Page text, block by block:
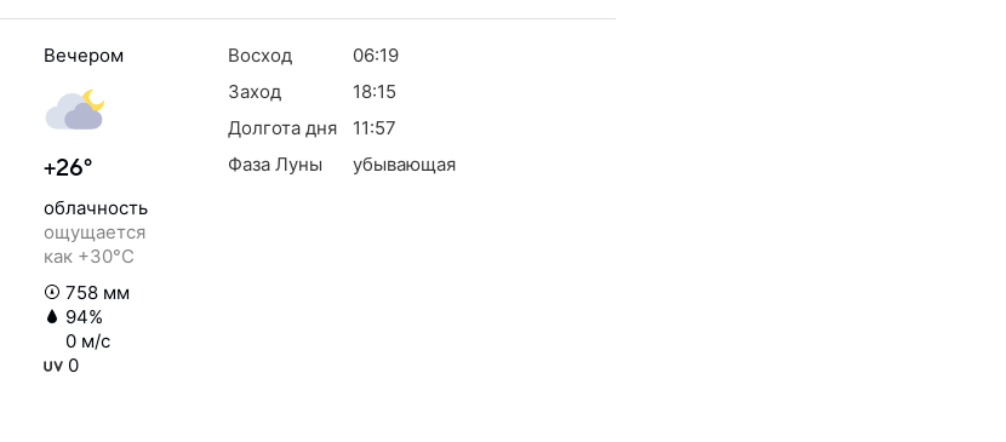
Вечером
+26°
облачность
ощущается
как +30°C
758 мм
94%
0 м/с
0
Восход
06:19
Заход
18:15
Долгота дня
11:57
Фаза Луны
убывающая